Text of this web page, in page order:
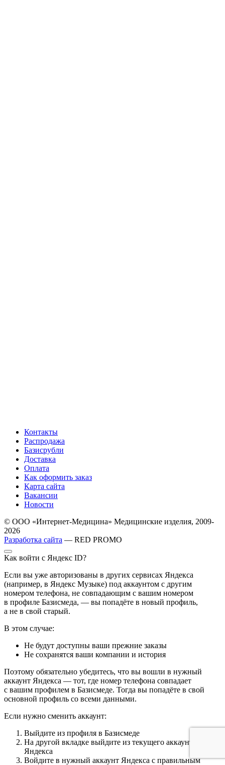
Контакты
Распродажа
Базисрубли
Доставка
Оплата
Как оформить заказ
Карта сайта
Вакансии
Новости
© ООО «Интернет-Медицина» Медицинские изделия, 2009-
2026
Разработка сайта — RED PROMO
Как войти с Яндекс ID?
Если вы уже авторизованы в других сервисах Яндекса
(например, в Яндекс Музыке) под аккаунтом с другим
номером телефона, не совпадающим с вашим номером
в профиле Базисмеда, — вы попадёте в новый профиль,
а не в свой старый.
В этом случае:
Не будут доступны ваши прежние заказы
Не сохранятся ваши компании и история
Поэтому обязательно убедитесь, что вы вошли в нужный
аккаунт Яндекса — тот, где номер телефона совпадает
с вашим профилем в Базисмеде. Тогда вы попадёте в свой
основной профиль со всеми данными.
Если нужно сменить аккаунт:
Выйдите из профиля в Базисмеде
На другой вкладке выйдите из текущего аккаунта
Яндекса
Войдите в нужный аккаунт Яндекса с правильным